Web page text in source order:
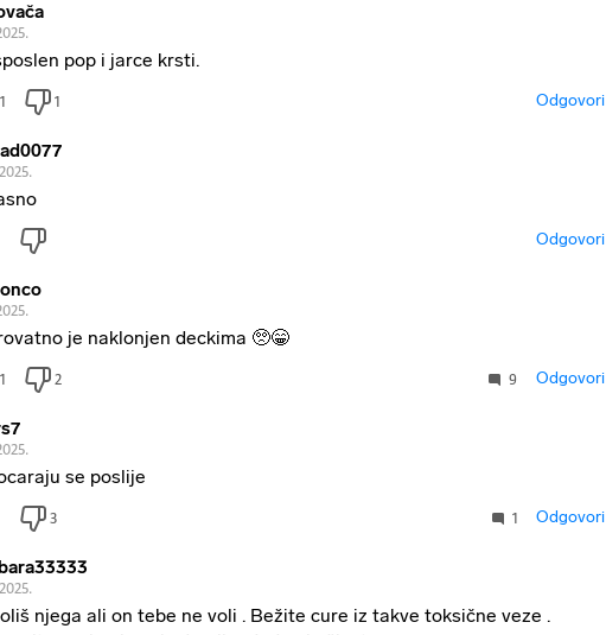
pop i jarce krsti.
1 1 Odgovori
Odgovori
je naklonjen deckima 🥺😁
1 2 9 Odgovori
se poslije
3 1 Odgovori
njega ali on tebe ne voli . Bežite cure iz takve toksične veze .